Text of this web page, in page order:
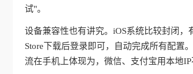
试"。
设备兼容性也有讲究。iOS系统比较封闭，
Store下载后登录即可，自动完成所有配置
流在手机上体现为，微信、支付宝用本地